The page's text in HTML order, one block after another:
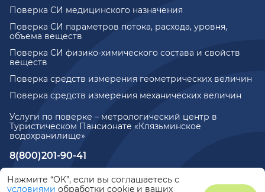
Услуги по поверке – метрологический центр в
Туристическом Пансионате «Клязьминское
водохранилище»
8(800)201-90-41
Поверка СИ медицинского назначения
Поверка СИ параметров потока, расхода, уровня,
объема веществ
Поверка СИ физико-химического состава и свойств
веществ
Поверка средств измерения геометрических величин
Поверка средств измерения механических величин
Нажмите “ОК”, если вы соглашаетесь с
условиями обработки cookie и ваших